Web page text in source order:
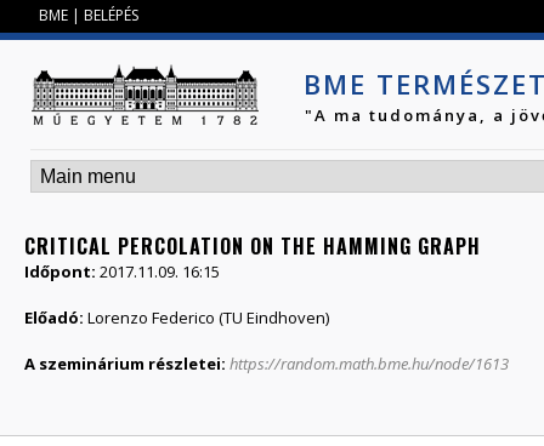
BME | BELÉPÉS
BME
"A ma tudománya, a
CRITICAL PERCOLATION ON THE HAMMING GRAPH
Időpont: 2017.11.09. 16:15
Előadó: Lorenzo Federico (TU Eindhoven)
A szeminárium részletei: https://random.math.bme.hu/node/1613